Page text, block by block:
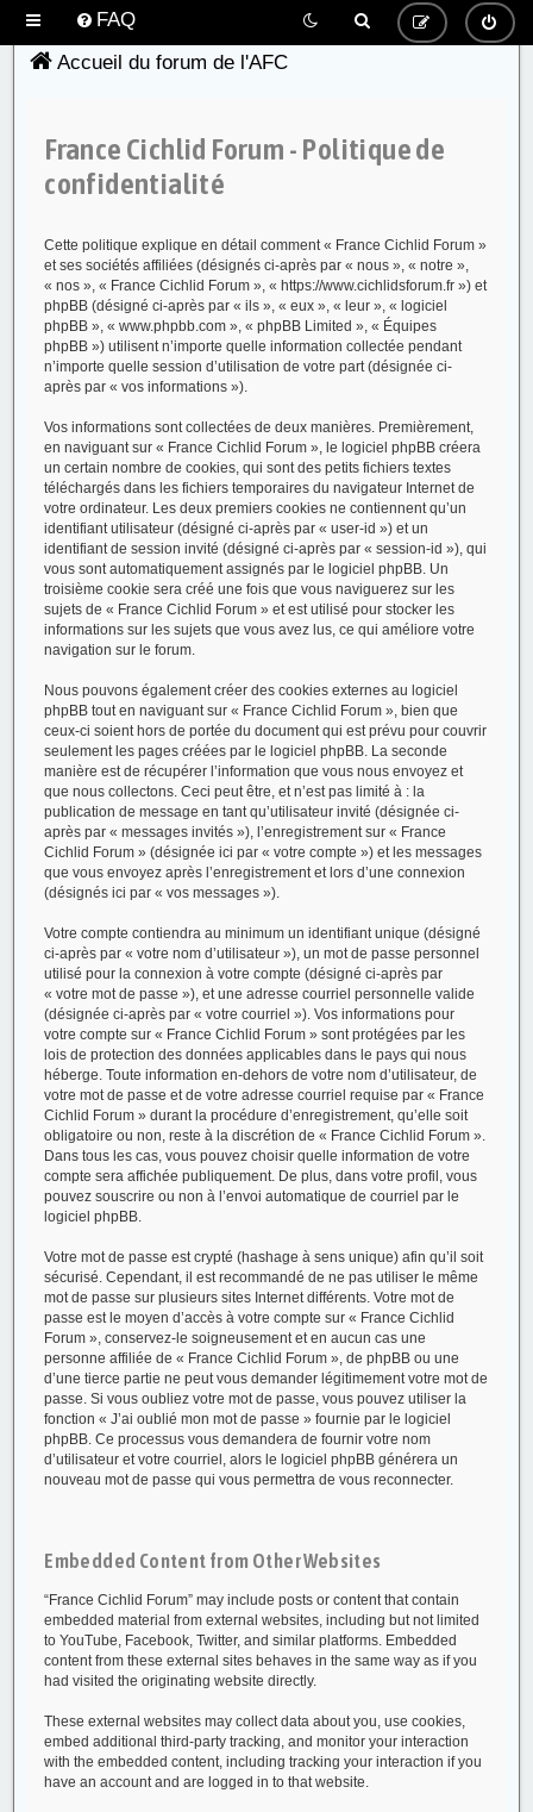
FAQ
Accueil du forum de l'AFC
France Cichlid Forum - Politique de
confidentialité
Cette politique explique en détail comment « France Cichlid Forum »
et ses sociétés affiliées (désignés ci-après par « nous », « notre »,
« nos », « France Cichlid Forum », « https://www.cichlidsforum.fr ») et
phpBB (désigné ci-après par « ils », « eux », « leur », « logiciel
phpBB », « www.phpbb.com », « phpBB Limited », « Équipes
phpBB ») utilisent n’importe quelle information collectée pendant
n’importe quelle session d’utilisation de votre part (désignée ci-
après par « vos informations »).
Vos informations sont collectées de deux manières. Premièrement,
en naviguant sur « France Cichlid Forum », le logiciel phpBB créera
un certain nombre de cookies, qui sont des petits fichiers textes
téléchargés dans les fichiers temporaires du navigateur Internet de
votre ordinateur. Les deux premiers cookies ne contiennent qu’un
identifiant utilisateur (désigné ci-après par « user-id ») et un
identifiant de session invité (désigné ci-après par « session-id »), qui
vous sont automatiquement assignés par le logiciel phpBB. Un
troisième cookie sera créé une fois que vous naviguerez sur les
sujets de « France Cichlid Forum » et est utilisé pour stocker les
informations sur les sujets que vous avez lus, ce qui améliore votre
navigation sur le forum.
Nous pouvons également créer des cookies externes au logiciel
phpBB tout en naviguant sur « France Cichlid Forum », bien que
ceux-ci soient hors de portée du document qui est prévu pour couvrir
seulement les pages créées par le logiciel phpBB. La seconde
manière est de récupérer l’information que vous nous envoyez et
que nous collectons. Ceci peut être, et n’est pas limité à : la
publication de message en tant qu’utilisateur invité (désignée ci-
après par « messages invités »), l’enregistrement sur « France
Cichlid Forum » (désignée ici par « votre compte ») et les messages
que vous envoyez après l’enregistrement et lors d’une connexion
(désignés ici par « vos messages »).
Votre compte contiendra au minimum un identifiant unique (désigné
ci-après par « votre nom d’utilisateur »), un mot de passe personnel
utilisé pour la connexion à votre compte (désigné ci-après par
« votre mot de passe »), et une adresse courriel personnelle valide
(désignée ci-après par « votre courriel »). Vos informations pour
votre compte sur « France Cichlid Forum » sont protégées par les
lois de protection des données applicables dans le pays qui nous
héberge. Toute information en-dehors de votre nom d’utilisateur, de
votre mot de passe et de votre adresse courriel requise par « France
Cichlid Forum » durant la procédure d’enregistrement, qu’elle soit
obligatoire ou non, reste à la discrétion de « France Cichlid Forum ».
Dans tous les cas, vous pouvez choisir quelle information de votre
compte sera affichée publiquement. De plus, dans votre profil, vous
pouvez souscrire ou non à l’envoi automatique de courriel par le
logiciel phpBB.
Votre mot de passe est crypté (hashage à sens unique) afin qu’il soit
sécurisé. Cependant, il est recommandé de ne pas utiliser le même
mot de passe sur plusieurs sites Internet différents. Votre mot de
passe est le moyen d’accès à votre compte sur « France Cichlid
Forum », conservez-le soigneusement et en aucun cas une
personne affiliée de « France Cichlid Forum », de phpBB ou une
d’une tierce partie ne peut vous demander légitimement votre mot de
passe. Si vous oubliez votre mot de passe, vous pouvez utiliser la
fonction « J’ai oublié mon mot de passe » fournie par le logiciel
phpBB. Ce processus vous demandera de fournir votre nom
d’utilisateur et votre courriel, alors le logiciel phpBB générera un
nouveau mot de passe qui vous permettra de vous reconnecter.
Embedded Content from Other Websites
“France Cichlid Forum” may include posts or content that contain
embedded material from external websites, including but not limited
to YouTube, Facebook, Twitter, and similar platforms. Embedded
content from these external sites behaves in the same way as if you
had visited the originating website directly.
These external websites may collect data about you, use cookies,
embed additional third-party tracking, and monitor your interaction
with the embedded content, including tracking your interaction if you
have an account and are logged in to that website.